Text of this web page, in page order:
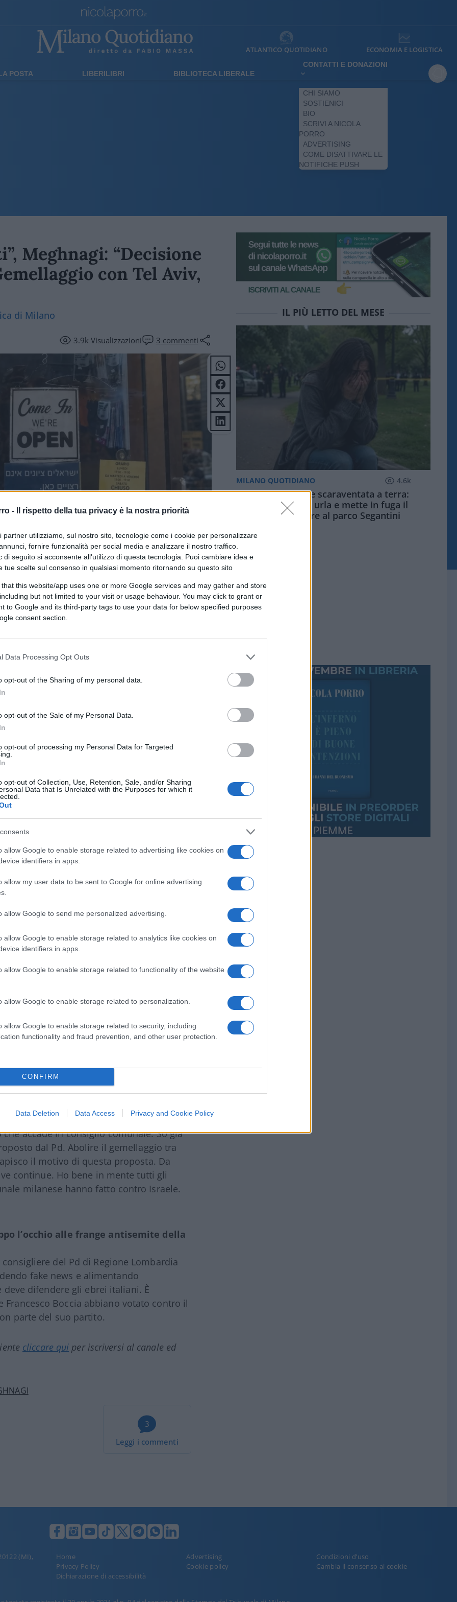
- Il rispetto della tua privacy è la nostra priorità
partner utilizziamo, sul nostro sito, tecnologie come i cookie per personalizzare
fornire funzionalità per social media e analizzare il nostro traffico.
di seguito si acconsente all'utilizzo di questa tecnologia. Puoi cambiare idea e
tue scelte sul consenso in qualsiasi momento ritornando su questo sito
that this website/app uses one or more Google services and may gather and store
but not limited to your visit or usage behaviour. You may click to grant or
to Google and its third-party tags to use your data for below specified purposes
consent section.
Data Processing Opt Outs
opt-out of the Sharing of my personal data.
opt-out of the Sale of my Personal Data.
opt-out of processing my Personal Data for Targeted
opt-out of Collection, Use, Retention, Sale, and/or Sharing
Data that Is Unrelated with the Purposes for which it
allow Google to enable storage related to advertising like cookies on
identifiers in apps.
allow my user data to be sent to Google for online advertising
allow Google to send me personalized advertising.
allow Google to enable storage related to analytics like cookies on
identifiers in apps.
allow Google to enable storage related to functionality of the website
allow Google to enable storage related to personalization.
allow Google to enable storage related to security, including
functionality and fraud prevention, and other user protection.
CONFIRM
Data Deletion Data Access Privacy and Cookie Policy
ATLANTICO QUOTIDIANO ECONOMIA E LOGISTICA
POSTA LIBERILIBRI BIBLIOTECA LIBERALE
CONTATTI E DONAZIONI
CHI SIAMO
SOSTIENICI
BIO
SCRIVI A NICOLA
PORRO
ADVERTISING
COME DISATTIVARE LE
NOTIFICHE PUSH
Meghnagi: “Decisione
con Tel Aviv,
di Milano
3.9kVisualizzazioni 3 commenti
con l'intelligenza artificiale)
su Google
milanese di archiviare per mancanza
“
Statuto a Milano riapre il dibattito (o
sentimento antisemita diffuso
Walker Meghnagi, presidente della
ha fatto la vicenda del cartello con la
ebraica. È una vicenda che ci
un cartello del genere in una via di
Vuol dire che non c’è più democrazia. È
mancanza di prove certe su chi abbia
abbiano ammesso di essere stati
con i coniugi titolari del bar, e loro
mi hanno detto: «Non siamo
abbiamo affisso questo cartello». Loro
che la Procura dica che non sia
si respira nella politica italiana?
di legge contro l’antisemitismo. Ma
si sia astenuta, votando contro
gemellaggio tra Milano e Tel Aviv?
accade in consiglio comunale. So già
dal Pd. Abolire il gemellaggio tra
il motivo di questa proposta. Da
continue. Ho bene in mente tutti gli
milanese hanno fatto contro Israele.
l’occhio alle frange antisemite della
del Pd di Regione Lombardia
fake news e alimentando
deve difendere gli ebrei italiani. È
Boccia abbiano votato contro il
parte del suo partito.
cliccare qui per iscriversi al canale ed
3
Leggi i commenti
IL PIÙ LETTO DEL MESE
MILANO QUOTIDIANO 4.6k
Palpeggiata e scaraventata a terra:
studentessa urla e mette in fuga il
violentatore al parco Segantini
(MI),
Home Advertising
Condizioni d’uso
Privacy Policy
Cookie policy
Cambia il consenso ai cookie
Dichiarazione di accessibilità